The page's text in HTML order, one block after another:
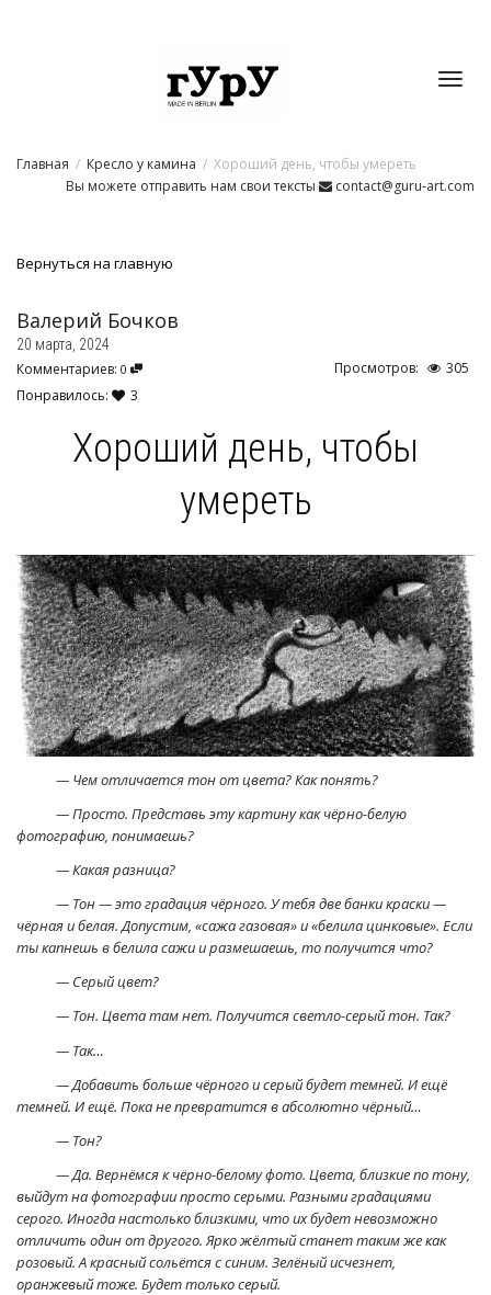
Главная Кресло у камина
Хороший день, чтобы умереть
Вы можете отправить нам свои тексты
contact@guru-art.com
Вернуться на главную
Валерий Бочков
20 марта, 2024
Комментариев: 0 Просмотров:
305
Понравилось:
3
Хороший день, чтобы
умереть
— Чем отличается тон от цвета? Как понять?
— Просто. Представь эту картину как чёрно-белую
фотографию, понимаешь?
— Какая разница?
— Тон — это градация чёрного. У тебя две банки краски —
чёрная и белая. Допустим, «сажа газовая» и «белила цинковые». Если
ты капнешь в белила сажи и размешаешь, то получится что?
— Серый цвет?
— Тон. Цвета там нет. Получится светло-серый тон. Так?
— Так…
— Добавить больше чёрного и серый будет темней. И ещё
темней. И ещё. Пока не превратится в абсолютно чёрный…
— Тон?
— Да. Вернёмся к чёрно-белому фото. Цвета, близкие по тону,
выйдут на фотографии просто серыми. Разными градациями
серого. Иногда настолько близкими, что их будет невозможно
отличить один от другого. Ярко жёлтый станет таким же как
розовый. А красный сольётся с синим. Зелёный исчезнет,
оранжевый тоже. Будет только серый.